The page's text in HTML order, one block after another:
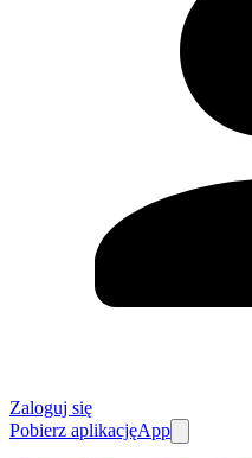
Zaloguj się
Pobierz aplikacjęApp